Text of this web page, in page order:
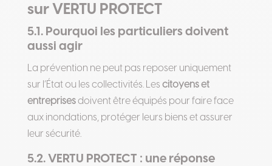
sur VERTU PROTECT
5.1. Pourquoi les particuliers doivent
aussi agir
La prévention ne peut pas reposer uniquement
sur l’État ou les collectivités. Les citoyens et
entreprisesdoivent être équipés pour faire face
aux inondations, protéger leurs biens et assurer
leur sécurité.
5.2. VERTU PROTECT : une réponse